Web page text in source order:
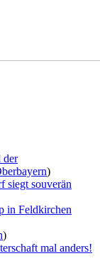
der
)
siegt souverän
in Feldkirchen
)
mal anders!